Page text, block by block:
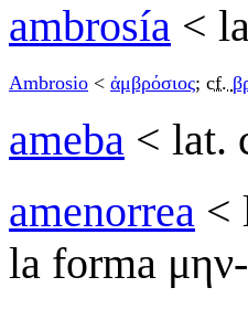
ambrosía <
Ambrosio < ἀμβρόσιος; cf.
ameba < lat.
amenorrea <
la forma